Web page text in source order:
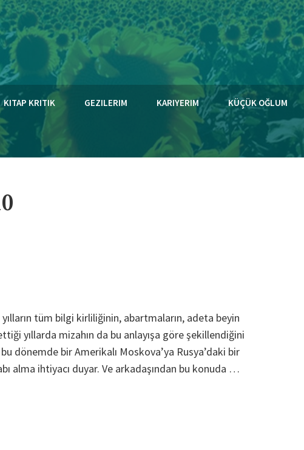
KITAP KRITIK GEZILERIM KARIYERIM KÜÇÜK OĞLUM
tüm bilgi kirliliğinin, abartmaların, adeta beyin
yıllarda mizahın da bu anlayışa göre şekillendiğini
dönemde bir Amerikalı Moskova’ya Rusya’daki bir
alma ihtiyacı duyar. Ve arkadaşından bu konuda …